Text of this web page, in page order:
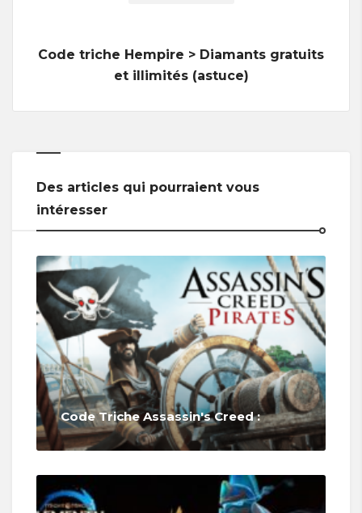
Code triche Hempire > Diamants gratuits
et illimités (astuce)
Des articles qui pourraient vous
intéresser
Code Triche Assassin's Creed :